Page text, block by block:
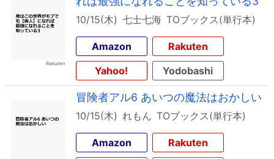
10/15(木) 七士七海 TOブックス(単行本)
Amazon
Rakuten
Yahoo!
Yodobashi
冒険者アル6 あいつの魔法はおかしい
10/15(木) れもん TOブックス(単行本)
Amazon
Rakuten